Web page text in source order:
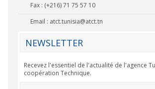
Fax : (+216) 71 75 57 10
Email : atct.tunisia@atct.tn
NEWSLETTER
Recevez l'essentiel de l'actualité de l'agence
coopération Technique.